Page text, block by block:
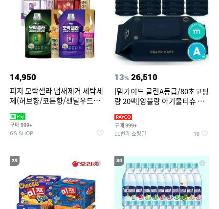
14,950
피지 모락셀라 냄새제거 세탁세
제(허브향/코튼향/샌달우드향/
택1
구매 999+
GS SHOP
13% 26,510
[맘가이드 클린A등급/80초고평
량 20팩]앙블랑 아기물티슈 그
구매 999+
11번가 쇼킹딜 10
29 30